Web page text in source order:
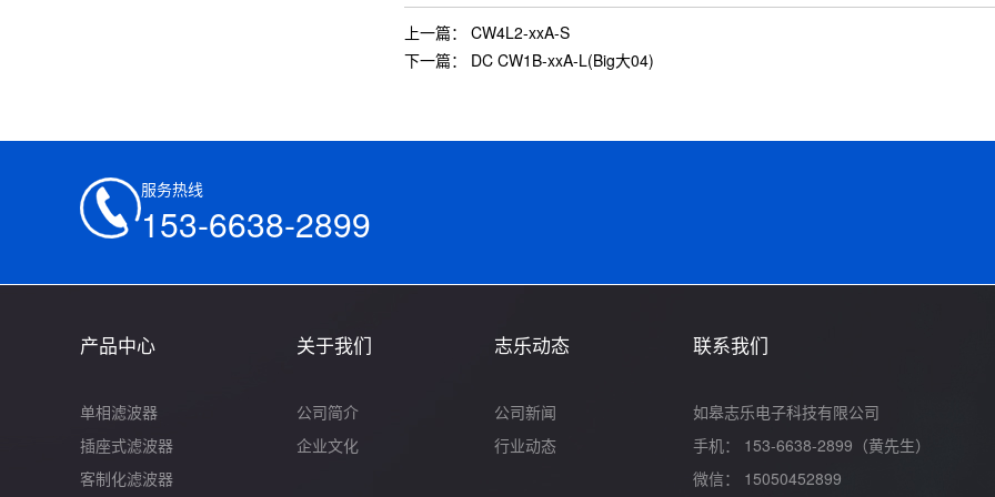
上一篇：CW4L2-xxA-S
下一篇： DC CW1B-xxA-L(Big大04)
服务热线
153-6638-2899
产品中心
单相滤波器
插座式滤波器
客制化滤波器
关于我们
公司简介
企业文化
志乐动态
公司新闻
行业动态
联系我们
如皋志乐电子科技有限公司
手机： 153-6638-2899（黄先生）
微信： 15050452899